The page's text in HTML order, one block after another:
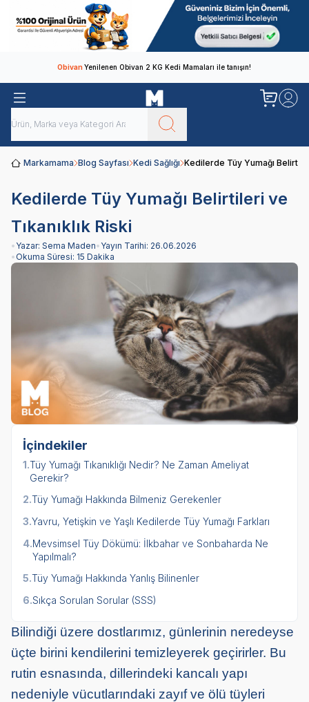
ObivanYenilenen Obivan 2 KG Kedi Mamaları ile tanışın!
Markamama Blog Sayfası Kedi Sağlığı Kedilerde Tüy Yumağı
Kedilerde Tüy Yumağı Belirtileri ve
Tıkanıklık Riski
• Yazar: Sema Maden• Yayın Tarihi: 26.06.2026
•Okuma Süresi: 15 Dakika
İçindekiler
1.Tüy Yumağı Tıkanıklığı Nedir? Ne Zaman Ameliyat
Gerekir?
2.Tüy Yumağı Hakkında Bilmeniz Gerekenler
3.Yavru, Yetişkin ve Yaşlı Kedilerde Tüy Yumağı Farkları
4.Mevsimsel Tüy Dökümü: İlkbahar ve Sonbaharda Ne
Yapılmalı?
5.Tüy Yumağı Hakkında Yanlış Bilinenler
6.Sıkça Sorulan Sorular (SSS)
Bilindiği üzere dostlarımız, günlerinin neredeyse
üçte birini kendilerini temizleyerek geçirirler. Bu
rutin esnasında, dillerindeki kancalı yapı
nedeniyle vücutlarındaki zayıf ve ölü tüyleri